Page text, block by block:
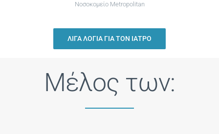
Νοσοκομείο Metropolitan
ΛΊΓΑ ΛΌΓΙΑ ΓΙΑ ΤΟΝ ΙΑΤΡΌ
Μέλος των: